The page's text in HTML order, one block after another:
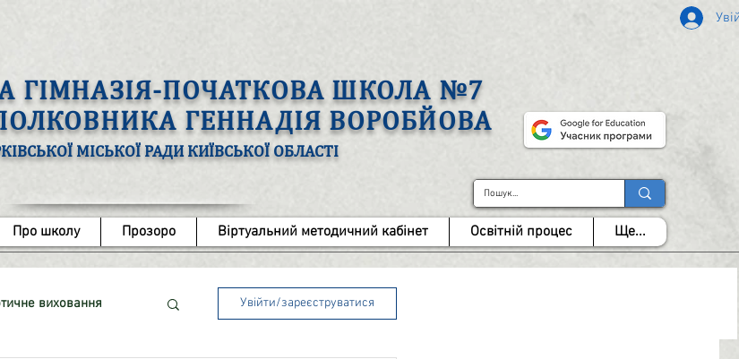
ГІМНАЗІЯ-ПОЧАТКОВА ШКОЛА №7
ГЕННАДІЯ ВОРОБЙОВА
МІСЬКОЇ РАДИ КИЇВСЬКОЇ ОБЛАСТІ
Про школу Прозоро Віртуальний методичний кабінет Освітній процес Ще...
виховання Увійти/зареєструватися